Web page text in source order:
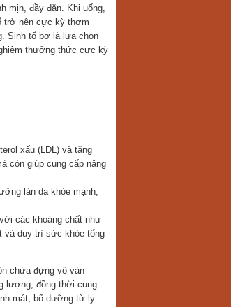
mịn, đầy đặn. Khi uống,
trở nên cực kỳ thơm
Sinh tố bơ là lựa chọn
thưởng thức cực kỳ
xấu (LDL) và tăng
còn giúp cung cấp năng
làn da khỏe mạnh,
các khoáng chất như
và duy trì sức khỏe tổng
chứa đựng vô vàn
lượng, đồng thời cung
mát, bổ dưỡng từ ly